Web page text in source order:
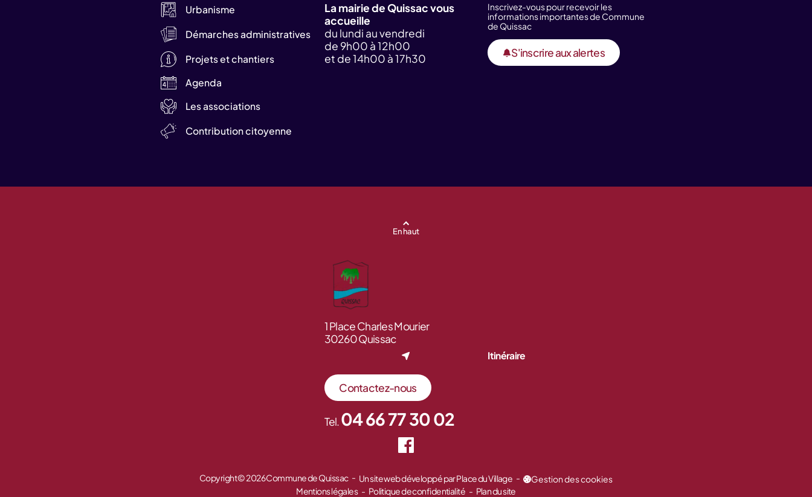
Urbanisme
Démarches administratives
Projets et chantiers
Agenda
Les associations
Contribution citoyenne
La mairie de Quissac vous
accueille
du lundi au vendredi
de 9h00 à 12h00
et de 14h00 à 17h30
Inscrivez-vous pour recevoir les
informations importantes de Commune
de Quissac
S'inscrire aux alertes
En haut
1 Place Charles Mourier
30260 Quissac
Itinéraire
Contactez-nous
Tel.04 66 77 30 02
Copyright © 2026 Commune de Quissac Un site web développé par Place du Village
Gestion des cookies
Mentions légales
Politique de confidentialité Plan du site